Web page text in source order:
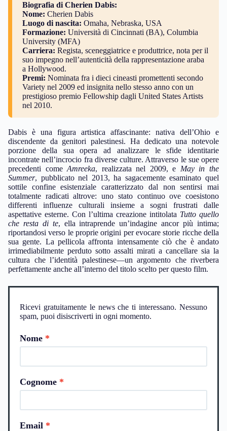
Biografia di Cherien Dabis:
Nome: Cherien Dabis
Luogo di nascita: Omaha, Nebraska, USA
Formazione: Università di Cincinnati (BA), Columbia
University (MFA)
Carriera: Regista, sceneggiatrice e produttrice, nota per il
suo impegno nell’autenticità della rappresentazione araba
a Hollywood.
Premi: Nominata fra i dieci cineasti promettenti secondo
Variety nel 2009 ed insignita nello stesso anno con un
prestigioso premio Fellowship dagli United States Artists
nel 2010.
Dabis è una figura artistica affascinante: nativa dell’Ohio e
discendente da genitori palestinesi. Ha dedicato una notevole
porzione della sua opera ad analizzare le sfide identitarie
incontrate nell’incrocio fra diverse culture. Attraverso le sue opere
precedenti comeAmreeka, realizzata nel 2009, e May in the
Summer, pubblicato nel 2013, ha sagacemente esaminato quel
sottile confine esistenziale caratterizzato dal non sentirsi mai
totalmente radicati altrove: uno stato continuo ove coesistono
differenti influenze culturali insieme a sogni frustrati dalle
aspettative esterne. Con l’ultima creazione intitolata Tutto quello
che resta di te, ella intraprende un’indagine ancor più intima;
riportandosi verso le proprie origini per evocare storie ricche della
sua gente. La pellicola affronta intensamente ciò che è andato
irrimediabilmente perduto sotto assalti mirati a cancellare sia la
cultura che l’identità palestinese—un argomento che riverbera
perfettamente anche all’interno del titolo scelto per questo film.
Ricevi gratuitamente le news che ti interessano. Nessuno
spam, puoi disiscriverti in ogni momento.
Nome
Cognome
Email